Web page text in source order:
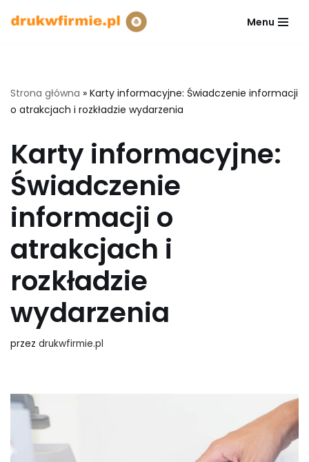
Menu
Strona główna » Karty informacyjne: Świadczenie informacji
o atrakcjach i rozkładzie wydarzenia
Karty informacyjne:
Świadczenie
informacji o
atrakcjach i
rozkładzie
wydarzenia
przez drukwfirmie.pl